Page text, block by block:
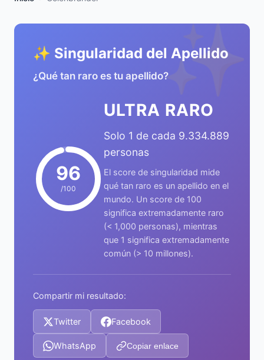
✨
✨ Singularidad del Apellido
¿Qué tan raro es tu apellido?
96
/100
ULTRA RARO
Solo 1 de cada 9.334.889
personas
El score de singularidad mide
qué tan raro es un apellido en el
mundo. Un score de 100
significa extremadamente raro
(< 1,000 personas), mientras
que 1 significa extremadamente
común (> 10 millones).
Compartir mi resultado:
Twitter Facebook
WhatsApp Copiar enlace